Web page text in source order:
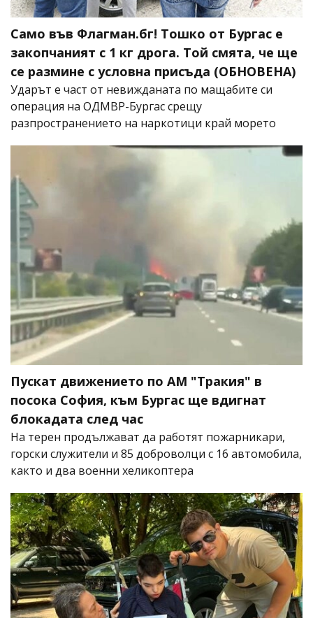
Само във Флагман.бг! Тошко от Бургас е
закопчаният с 1 кг дрога. Той смята, че ще
се размине с условна присъда (ОБНОВЕНА)
Ударът е част от невижданата по мащабите си
операция на ОДМВР-Бургас срещу
разпространението на наркотици край морето
Пускат движението по АМ "Тракия" в
посока София, към Бургас ще вдигнат
блокадата след час
На терен продължават да работят пожарникари,
горски служители и 85 доброволци с 16 автомобила,
както и два военни хеликоптера